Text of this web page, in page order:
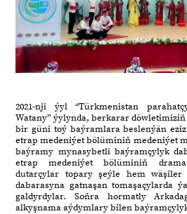
2021-nji ýyl “Türkmenistan
Watany” ýylynda, berkarar
bir güni toý baýramlara beslenýän
etrap medeniýet bölüminiň medeniýet
baýramy mynasybetli baýramçylyk
etrap medeniýet bölüminiň
dutarçylar topary şeýle hem wäşiler
dabarasyna gatnaşan tomaşaçylarda
galdyrdylar. Soňra hormatly
alkyşnama aýdymlary bilen